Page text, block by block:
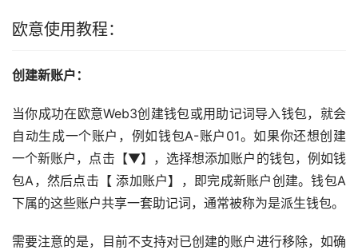
欧意使用教程：
创建新账户：
当你成功在欧意Web3创建钱包或用助记词导入钱包，就会
自动生成一个账户，例如钱包A-账户01。如果你还想创建
一个新账户，点击【▼】，选择想添加账户的钱包，例如钱
包A，然后点击【 添加账户】，即完成新账户创建。钱包A
下属的这些账户共享一套助记词，通常被称为是派生钱包。
需要注意的是，目前不支持对已创建的账户进行移除，如确